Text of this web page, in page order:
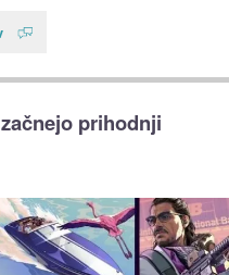
prihodnji